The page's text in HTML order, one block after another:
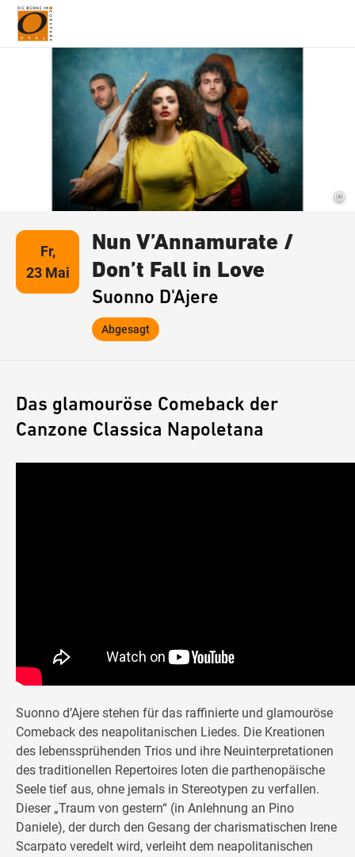
Suche schließen
Wegbeschreibung erhalten
©
Fr,
23 Mai
Nun V’Annamurate /
Don’t Fall in Love
Suonno D'Ajere
Abgesagt
Das glamouröse Comeback der
Canzone Classica Napoletana
Suonno d’Ajere stehen für das raffinierte und glamouröse
Comeback des neapolitanischen Liedes. Die Kreationen
des lebenssprühenden Trios und ihre Neuinterpretationen
des traditionellen Repertoires loten die parthenopäische
Seele tief aus, ohne jemals in Stereotypen zu verfallen.
Dieser „Traum von gestern“ (in Anlehnung an Pino
Daniele), der durch den Gesang der charismatischen Irene
Scarpato veredelt wird, verleiht dem neapolitanischen